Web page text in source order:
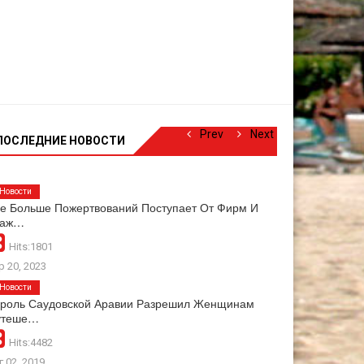
НОВОСТИ Prev Next
Больше Пожертвований Поступает От Фирм И
Hits:1801
20, 2023
Новости
Саудовской Аравии Разрешил Женщинам
Hits:4482
Новости